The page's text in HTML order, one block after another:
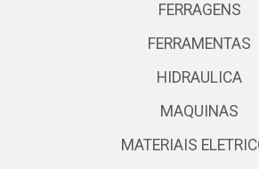
FERRAGENS
FERRAMENTAS
HIDRAULICA
MAQUINAS
MATERIAIS